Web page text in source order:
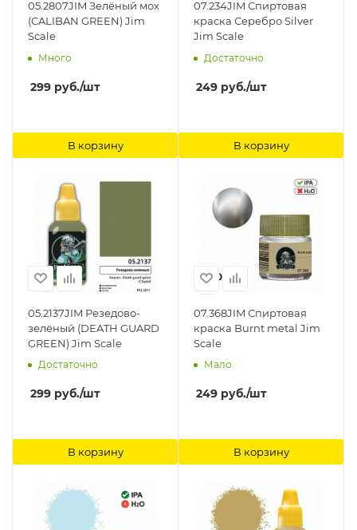
05.2807JIM Зелёный мох
(CALIBAN GREEN) Jim
Scale
Много
299 руб./шт
В корзину
07.234JIM Спиртовая
краска Серебро Silver
Jim Scale
Достаточно
249 руб./шт
В корзину
05.2137JIM Резедово-
зелёный (DEATH GUARD
GREEN) Jim Scale
Достаточно
299 руб./шт
В корзину
07.368JIM Спиртовая
краска Burnt metal Jim
Scale
Мало
249 руб./шт
В корзину